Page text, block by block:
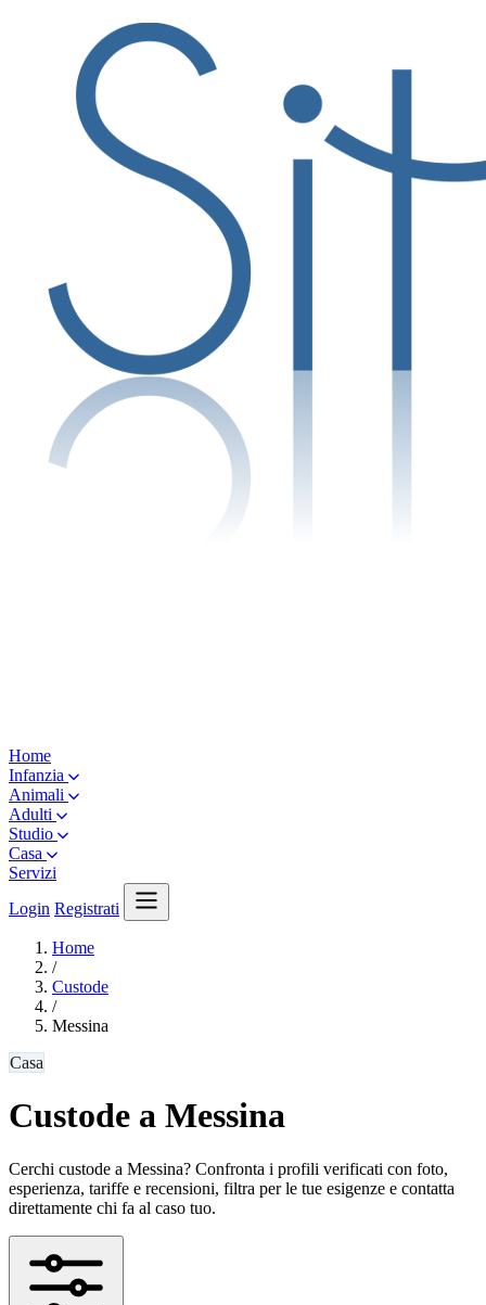
Home
Infanzia
Animali
Adulti
Studio
Casa
Servizi
Login Registrati
Home
/
Custode
/
Messina
Casa
Custode a Messina
Cerchi custode a Messina? Confronta i profili verificati con foto,
esperienza, tariffe e recensioni, filtra per le tue esigenze e contatta
direttamente chi fa al caso tuo.